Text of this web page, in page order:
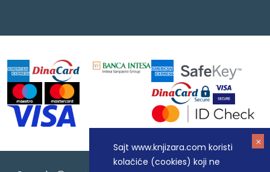
Sajt www.knjizara.com koristi
kolačiće (cookies) koji ne